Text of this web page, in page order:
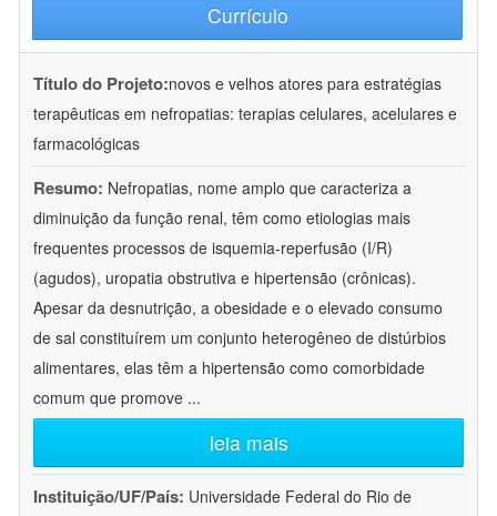
Currículo
Título do Projeto:novos e velhos atores para estratégias
terapêuticas em nefropatias: terapias celulares, acelulares e
farmacológicas
Resumo: Nefropatias, nome amplo que caracteriza a
diminuição da função renal, têm como etiologias mais
frequentes processos de isquemia-reperfusão (I/R)
(agudos), uropatia obstrutiva e hipertensão (crônicas).
Apesar da desnutrição, a obesidade e o elevado consumo
de sal constituírem um conjunto heterogêneo de distúrbios
alimentares, elas têm a hipertensão como comorbidade
comum que promove ...
leia mais
Instituição/UF/País: Universidade Federal do Rio de